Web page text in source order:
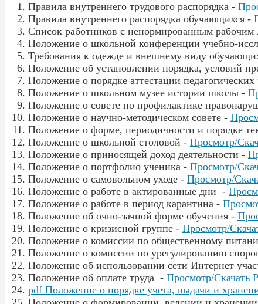
Правила внутреннего трудового распорядка -
Правила внутреннего распорядка обучающихся -
Список работников с ненормированным рабочим
Положение о школьной конференции учебно-
Требования к одежде и внешнему виду
Положение об установлении порядка, условий
Положение о порядке аттестации
Положение о школьном музее истории школы -
Положение о совете по профилактике
Положение о научно-методическом совете -
Положение о форме, периодичности и порядке
Положение о школьной столовой - Просмотр/
Положение о приносящей доход деятельности -
Положение о портфолио ученика - Просмотр/
Положение о самовольном уходе - Просмотр/
Положение о работе в актированные дни -
Положение о работе в период карантина -
Положение об очно-зачной форме обучения -
Положение о кризисной группе - Просмотр/
Положение о комиссии по общественному
Положение о комиссии по урегулированию
Положение об использовании сети Интернет
Положение об оплате труда - Просмотр/Скачать
pdf Положение о порядке учета, выдачи и